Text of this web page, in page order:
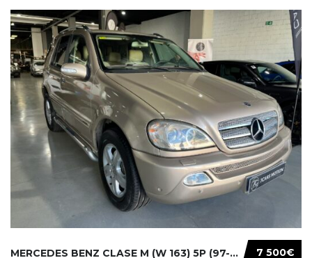
7 500€
MERCEDES BENZ CLASE M (W 163) 5P (97-05) 200...